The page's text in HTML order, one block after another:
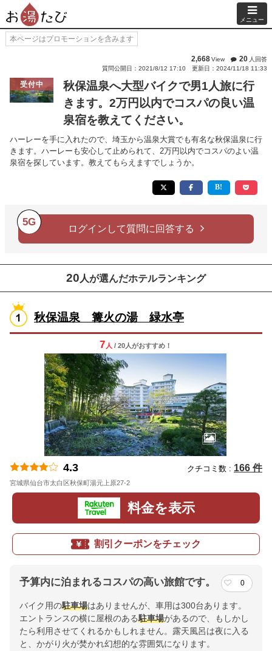
メニュー
本ページはプロモーションを含みます
2,668View 20 人回答
質問公開日：2021/8/12 17:10
更新日：2024/11/18 11:33
受付中
秋保温泉へ大型バイクで男1人旅に行
きます。2万円以内でコスパの良い温
泉宿を教えてください。
ハーレーを手に入れたので、埼玉から温泉大賞でも有名な秋保温泉に行
きます。ハーレーも安心して止められて、2万円以内でコスパのよい温
泉宿を探しています。教えてもらえますでしょうか。
5G
ログインして質問に回答する
20 人が選んだホテルランキング
秋保温泉 篝火の湯 緑水亭
7 人 / 20人がおすすめ！
4.3 クチコミ数 : 166 件
宮城県仙台市太白区秋保町湯元上原27-2
料金を表示
割引クーポンをチェック
予算内に泊まれるコスパの高い旅館です。 0
バイク用の駐車場はありませんが、車用は300台あります。
エントランスの横に屋根のある駐車場があるので、もしかし
たら利用させてくれるかもしれません。露天風呂は夜に入る
と、かがり火が焚かれ幻想的な雰囲気になります。